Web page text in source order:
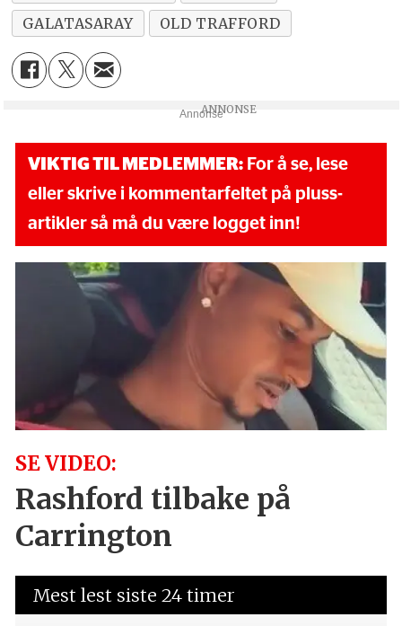
GALATASARAY
OLD TRAFFORD
Annonse
VIKTIG TIL MEDLEMMER:For å se, lese
eller skrive i kommentarfeltet på pluss-
artikler så må du være logget inn!
SE VIDEO:
Rashford tilbake på
Carrington
Mest lest siste 24 timer